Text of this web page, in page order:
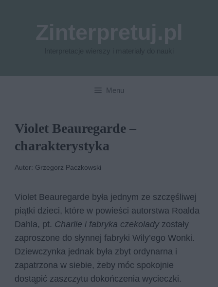
Menu
Violet Beauregarde –
charakterystyka
Autor: Grzegorz Paczkowski
Violet Beauregarde była jednym ze szczęśliwej
piątki dzieci, które w powieści autorstwa Roalda
Dahla, pt. Charlie i fabryka czekolady zostały
zaproszone do słynnej fabryki Wily’ego Wonki.
Dziewczynka jednak była zbyt ordynarna i
zapatrzona w siebie, żeby móc spokojnie
dostąpić zaszczytu dokończenia wycieczki.